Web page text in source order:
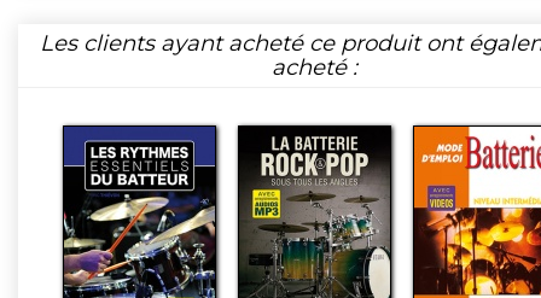
Les clients ayant acheté ce produit ont
acheté :